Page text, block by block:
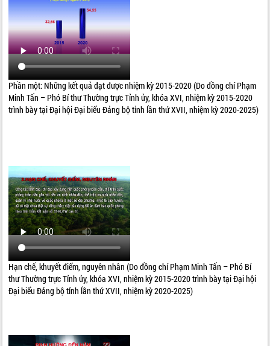
Phần một: Những kết quả đạt được nhiệm kỳ 2015-2020 (Do đồng chí Phạm
Minh Tấn – Phó Bí thư Thường trực Tỉnh ủy, khóa XVI, nhiệm kỳ 2015-2020
trình bày tại Đại hội Đại biểu Đảng bộ tỉnh lần thứ XVII, nhiệm kỳ 2020-2025)
Hạn chế, khuyết điểm, nguyên nhân (Do đồng chí Phạm Minh Tấn – Phó Bí
thư Thường trực Tỉnh ủy, khóa XVI, nhiệm kỳ 2015-2020 trình bày tại Đại hội
Đại biểu Đảng bộ tỉnh lần thứ XVII, nhiệm kỳ 2020-2025)